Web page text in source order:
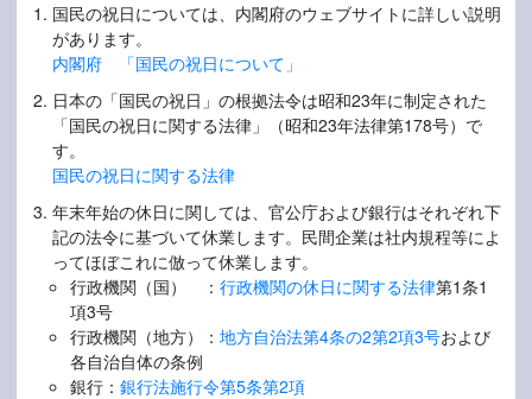
国民の祝日については、内閣府のウェブサイトに詳しい説明
があります。
内閣府 「国民の祝日について」
日本の「国民の祝日」の根拠法令は昭和23年に制定された
「国民の祝日に関する法律」（昭和23年法律第178号）で
す。
国民の祝日に関する法律
年末年始の休日に関しては、官公庁および銀行はそれぞれ下
記の法令に基づいて休業します。民間企業は社内規程等によ
ってほぼこれに倣って休業します。
行政機関（国） ： 行政機関の休日に関する法律第1条1
項3号
行政機関（地方）： 地方自治法第4条の2第2項3号および
各自治自体の条例
銀行： 銀行法施行令第5条第2項